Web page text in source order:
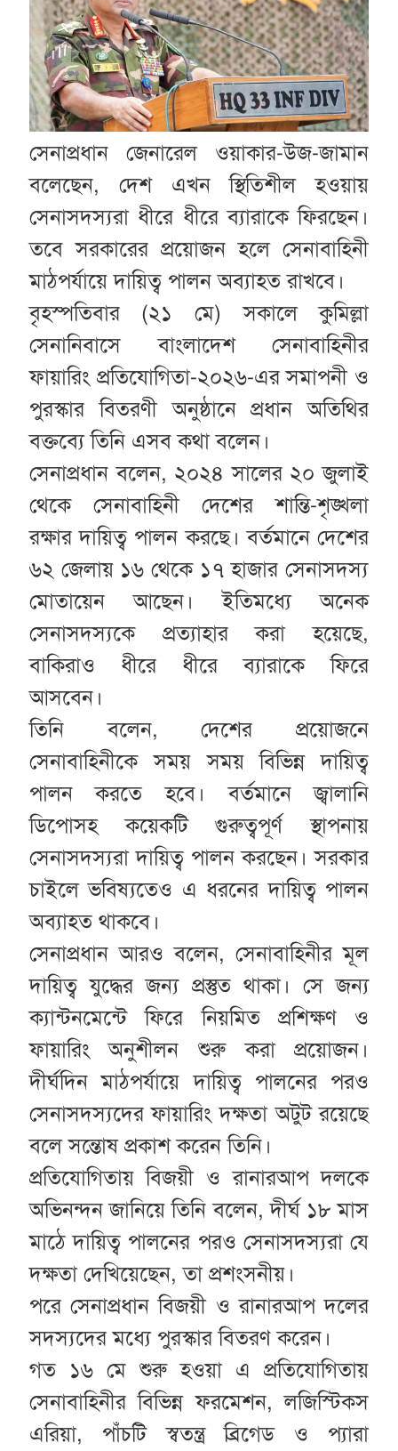
সেনাপ্রধান জেনারেল ওয়াকার-উজ-জামান
বলেছেন, দেশ এখন স্থিতিশীল হওয়ায়
সেনাসদস্যরা ধীরে ধীরে ব্যারাকে ফিরছেন।
তবে সরকারের প্রয়োজন হলে সেনাবাহিনী
মাঠপর্যায়ে দায়িত্ব পালন অব্যাহত রাখবে।
বৃহস্পতিবার (২১ মে) সকালে কুমিল্লা
সেনানিবাসে বাংলাদেশ সেনাবাহিনীর
ফায়ারিং প্রতিযোগিতা-২০২৬-এর সমাপনী ও
পুরস্কার বিতরণী অনুষ্ঠানে প্রধান অতিথির
বক্তব্যে তিনি এসব কথা বলেন।
সেনাপ্রধান বলেন, ২০২৪ সালের ২০ জুলাই
থেকে সেনাবাহিনী দেশের শান্তি-শৃঙ্খলা
রক্ষার দায়িত্ব পালন করছে। বর্তমানে দেশের
৬২ জেলায় ১৬ থেকে ১৭ হাজার সেনাসদস্য
মোতায়েন আছেন। ইতিমধ্যে অনেক
সেনাসদস্যকে প্রত্যাহার করা হয়েছে,
বাকিরাও ধীরে ধীরে ব্যারাকে ফিরে
আসবেন।
তিনি বলেন, দেশের প্রয়োজনে
সেনাবাহিনীকে সময় সময় বিভিন্ন দায়িত্ব
পালন করতে হবে। বর্তমানে জ্বালানি
ডিপোসহ কয়েকটি গুরুত্বপূর্ণ স্থাপনায়
সেনাসদস্যরা দায়িত্ব পালন করছেন। সরকার
চাইলে ভবিষ্যতেও এ ধরনের দায়িত্ব পালন
অব্যাহত থাকবে।
সেনাপ্রধান আরও বলেন, সেনাবাহিনীর মূল
দায়িত্ব যুদ্ধের জন্য প্রস্তুত থাকা। সে জন্য
ক্যান্টনমেন্টে ফিরে নিয়মিত প্রশিক্ষণ ও
ফায়ারিং অনুশীলন শুরু করা প্রয়োজন।
দীর্ঘদিন মাঠপর্যায়ে দায়িত্ব পালনের পরও
সেনাসদস্যদের ফায়ারিং দক্ষতা অটুট রয়েছে
বলে সন্তোষ প্রকাশ করেন তিনি।
প্রতিযোগিতায় বিজয়ী ও রানারআপ দলকে
অভিনন্দন জানিয়ে তিনি বলেন, দীর্ঘ ১৮ মাস
মাঠে দায়িত্ব পালনের পরও সেনাসদস্যরা যে
দক্ষতা দেখিয়েছেন, তা প্রশংসনীয়।
পরে সেনাপ্রধান বিজয়ী ও রানারআপ দলের
সদস্যদের মধ্যে পুরস্কার বিতরণ করেন।
গত ১৬ মে শুরু হওয়া এ প্রতিযোগিতায়
সেনাবাহিনীর বিভিন্ন ফরমেশন, লজিস্টিকস
এরিয়া, পাঁচটি স্বতন্ত্র ব্রিগেড ও প্যারা